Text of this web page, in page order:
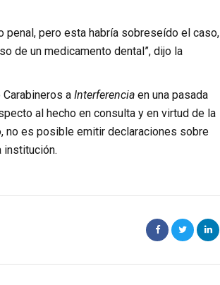
pero esta habría sobreseído el caso,
de un medicamento dental”, dijo la
a Interferencia en una pasada
al hecho en consulta y en virtud de la
no es posible emitir declaraciones sobre
institución.